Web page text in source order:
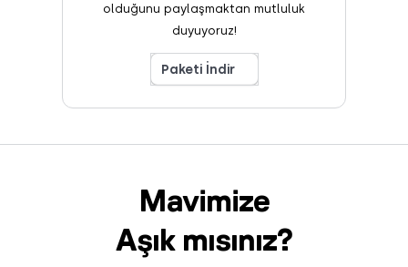
olduğunu paylaşmaktan mutluluk
duyuyoruz!
Paketi İndir
Mavimize
Aşık mısınız?